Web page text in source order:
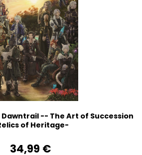
Dawntrail -- The Art of Succession
of Heritage-
34,99‎ ‎€